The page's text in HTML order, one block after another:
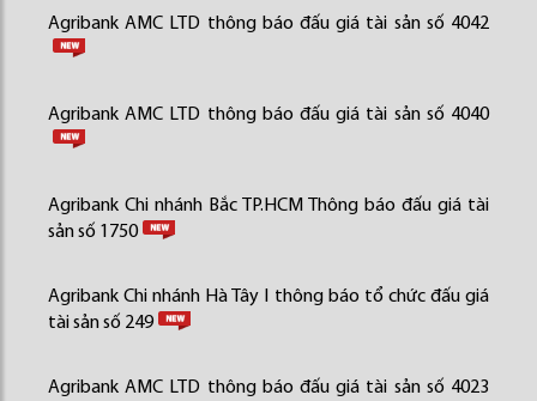
Agribank AMC LTD thông báo đấu giá tài sản số 4042
Agribank AMC LTD thông báo đấu giá tài sản số 4040
Agribank Chi nhánh Bắc TP.HCM Thông báo đấu giá tài
sản số 1750
Agribank Chi nhánh Hà Tây I thông báo tổ chức đấu giá
tài sản số 249
Agribank AMC LTD thông báo đấu giá tài sản số 4023